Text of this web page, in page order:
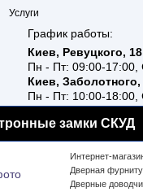
Услуги
График работы:
Киев, Ревуцкого, 18
Пн - Пт: 09:00-17:00,
Киев,
Пн - Пт: 10:00-18:00,
замки СКУД
Интернет-
Дверная
Дверные